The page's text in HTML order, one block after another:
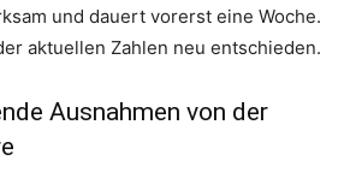
und dauert vorerst eine Woche.
aktuellen Zahlen neu entschieden.
Ausnahmen von der